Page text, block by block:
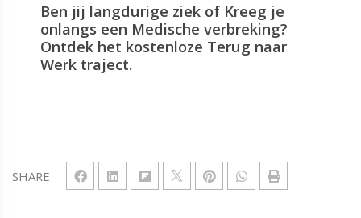
SHARE
Ben jij langdurige ziek of Kreeg je
onlangs een Medische verbreking?
Ontdek het kostenloze Terug naar
Werk traject.